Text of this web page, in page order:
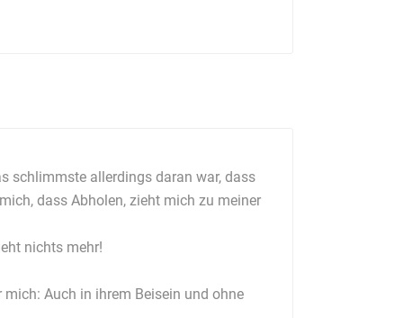
schlimmste allerdings daran war, dass
dass Abholen, zieht mich zu meiner
nichts mehr!
Auch in ihrem Beisein und ohne